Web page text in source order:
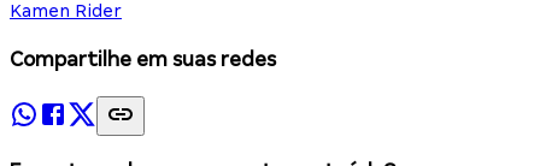
Kamen Rider
Compartilhe em suas redes